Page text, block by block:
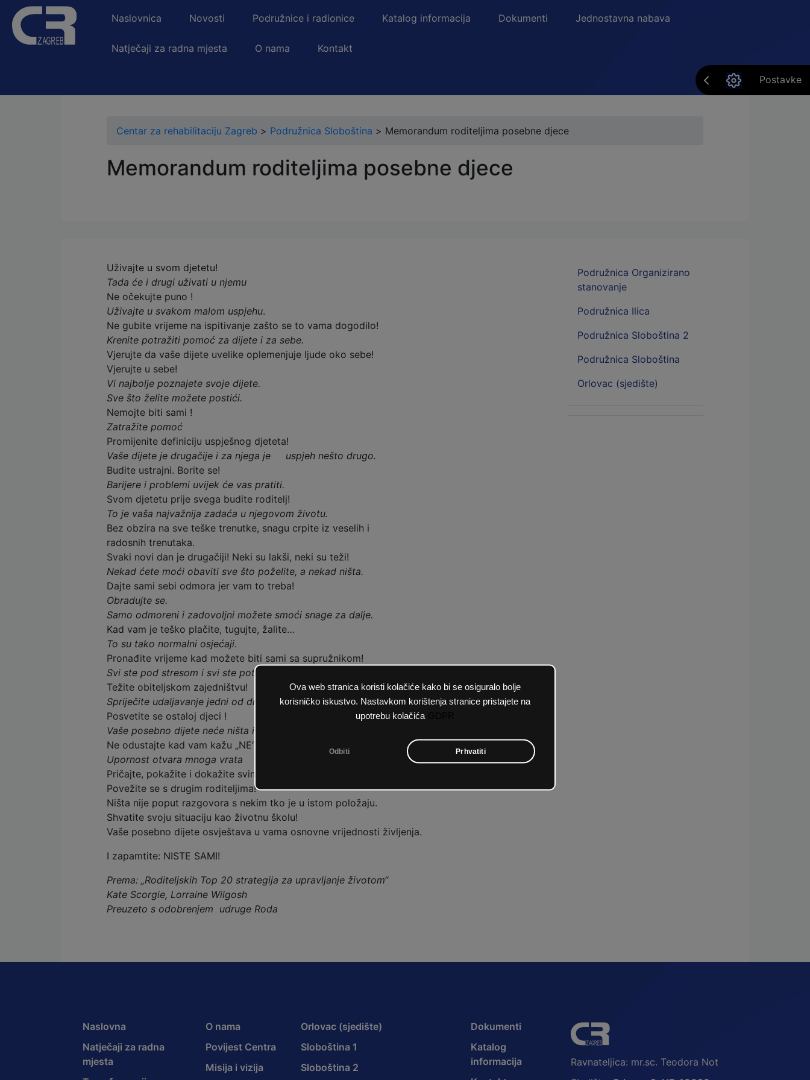
Ova web stranica koristi kolačiće kako bi se osiguralo bolje
korisničko iskustvo. Nastavkom korištenja stranice pristajete na
upotrebu kolačića
Odbiti Prhvatiti
Naslovnica Novosti Podružnice i radionice Katalog informacija Dokumenti Jednostavna nabava
Natječaji za radna mjesta O nama Kontakt
Postavke
Centar za rehabilitaciju Zagreb > Podružnica Sloboština > Memorandum roditeljima posebne djece
Memorandum roditeljima posebne djece
Uživajte u svom djetetu!
Tada će i drugi uživati u njemu
Ne očekujte puno !
Uživajte u svakom malom uspjehu.
Ne gubite vrijeme na ispitivanje zašto se to vama dogodilo!
Krenite potražiti pomoć za dijete i za sebe.
Vjerujte da vaše dijete uvelike oplemenjuje ljude oko sebe!
Vjerujte u sebe!
Vi najbolje poznajete svoje dijete.
Sve što želite možete postići.
Nemojte biti sami !
Zatražite pomoć
Promijenite definiciju uspješnog djeteta!
Vaše dijete je drugačije i za njega je uspjeh nešto drugo.
Budite ustrajni. Borite se!
Barijere i problemi uvijek će vas pratiti.
Svom djetetu prije svega budite roditelj!
To je vaša najvažnija zadaća u njegovom životu.
Bez obzira na sve teške trenutke, snagu crpite iz veselih i
radosnih trenutaka.
Svaki novi dan je drugačiji! Neki su lakši, neki su teži!
Nekad ćete moći obaviti sve što poželite, a nekad ništa.
Dajte sami sebi odmora jer vam to treba!
Obradujte se.
Samo odmoreni i zadovoljni možete smoći snage za dalje.
Kad vam je teško plačite, tugujte, žalite…
To su tako normalni osjećaji.
Pronađite vrijeme kad možete biti sami sa supružnikom!
Svi ste pod stresom i svi ste potrebni jedni drugima
Težite obiteljskom zajedništvu!
Spriječite udaljavanje jedni od drugih
Posvetite se ostaloj djeci !
Vaše posebno dijete neće ništa izgubiti
Ne odustajte kad vam kažu „NE“!
Upornost otvara mnoga vrata
Pričajte, pokažite i dokažite svima koliko obveza imate kako bi vas lakše razumijeli!
Povežite se s drugim roditeljima!
Ništa nije poput razgovora s nekim tko je u istom položaju.
Shvatite svoju situaciju kao životnu školu!
Vaše posebno dijete osvještava u vama osnovne vrijednosti življenja.
I zapamtite: NISTE SAMI!
Prema: „Roditeljskih Top 20 strategija za upravljanje životom“
Kate Scorgie, Lorraine Wilgosh
Preuzeto s odobrenjem udruge Roda
Podružnica Organizirano
stanovanje
Podružnica Ilica
Podružnica Sloboština 2
Podružnica Sloboština
Orlovac (sjedište)
Naslovna
Natječaji za radna
mjesta
O nama
Povijest Centra
Misija i vizija
Orlovac (sjedište)
Sloboština 1
Sloboština 2
Dokumenti
Katalog
informacija
Ravnateljica: mr.sc. Teodora Not